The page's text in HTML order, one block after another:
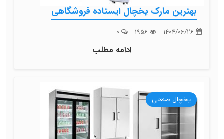
بهترین مارک یخچال ایستاده فروشگاهی
ادامه مطلب
یخچال صنعتی